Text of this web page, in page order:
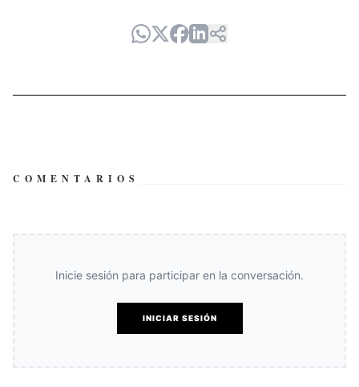
COMENTARIOS
Inicie sesión para participar en la conversación.
INICIAR SESIÓN